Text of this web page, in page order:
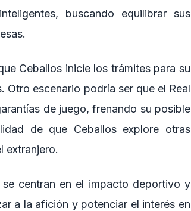
buscando equilibrar sus
Ceballos inicie los trámites para su
Otro escenario podría ser que el Real
de juego, frenando su posible
de que Ceballos explore otras
extranjero.
centran en el impacto deportivo y
a la afición y potenciar el interés en